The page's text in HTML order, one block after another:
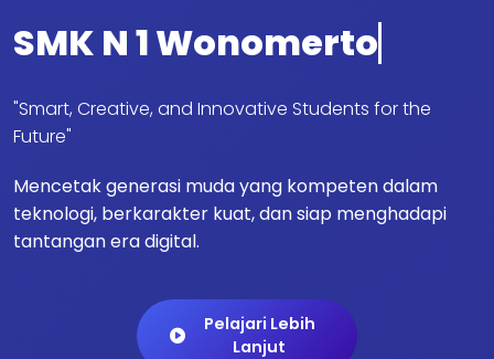
SMK N 1 Wonomerto
"Smart, Creative, and Innovative Students for the
Future"
Mencetak generasi muda yang kompeten dalam
teknologi, berkarakter kuat, dan siap menghadapi
tantangan era digital.
Pelajari Lebih
Lanjut